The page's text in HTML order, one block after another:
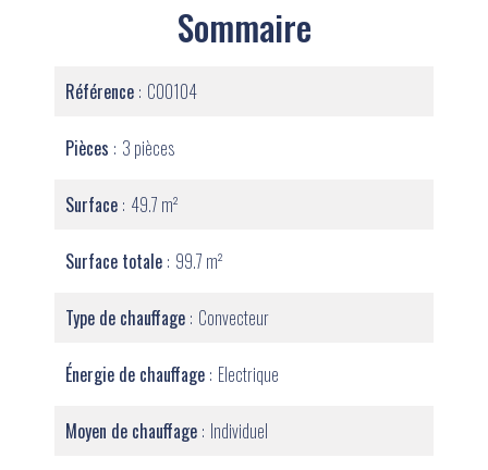
Sommaire
Référence C00104
Pièces 3 pièces
Surface 49.7 m²
Surface totale 99.7 m²
Type de chauffage Convecteur
Énergie de chauffage Electrique
Moyen de chauffage Individuel